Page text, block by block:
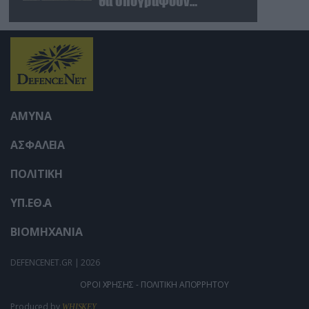
άμυνας
ΑΜΥΝΑ
ΑΣΦΑΛΕΙΑ
ΠΟΛΙΤΙΚΗ
ΥΠ.ΕΘ.Α
ΒΙΟΜΗΧΑΝΙΑ
DEFENCENET.GR | 2026
ΟΡΟΙ ΧΡΗΣΗΣ - ΠΟΛΙΤΙΚΗ ΑΠΟΡΡΗΤΟΥ
Produced by WHISKEY